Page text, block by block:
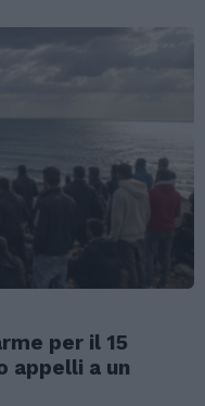
per il 15
appelli a un